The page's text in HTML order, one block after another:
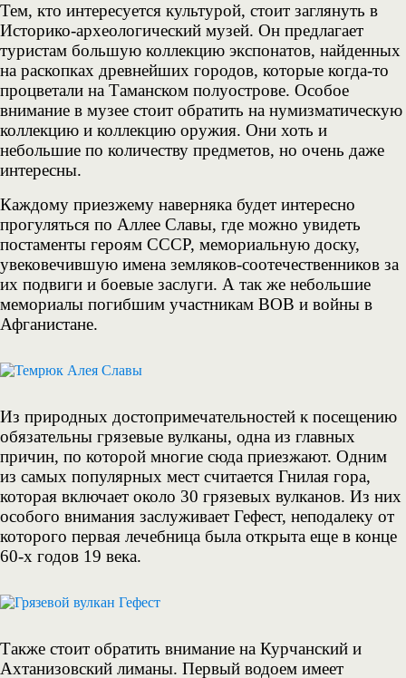
Тем, кто интересуется культурой, стоит заглянуть в
Историко-археологический музей. Он предлагает
туристам большую коллекцию экспонатов, найденных
на раскопках древнейших городов, которые когда-то
процветали на Таманском полуострове. Особое
внимание в музее стоит обратить на нумизматическую
коллекцию и коллекцию оружия. Они хоть и
небольшие по количеству предметов, но очень даже
интересны.
Каждому приезжему наверняка будет интересно
прогуляться по Аллее Славы, где можно увидеть
постаменты героям СССР, мемориальную доску,
увековечившую имена земляков-соотечественников за
их подвиги и боевые заслуги. А так же небольшие
мемориалы погибшим участникам ВОВ и войны в
Афганистане.
Из природных достопримечательностей к посещению
обязательны грязевые вулканы, одна из главных
причин, по которой многие сюда приезжают. Одним
из самых популярных мест считается Гнилая гора,
которая включает около 30 грязевых вулканов. Из них
особого внимания заслуживает Гефест, неподалеку от
которого первая лечебница была открыта еще в конце
60-х годов 19 века.
Также стоит обратить внимание на Курчанский и
Ахтанизовский лиманы. Первый водоем имеет